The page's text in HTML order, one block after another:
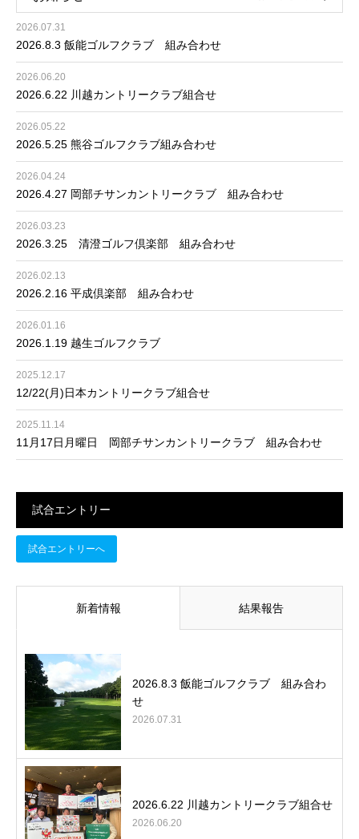
2026.07.31
2026.8.3 飯能ゴルフクラブ 組み合わせ
2026.06.20
2026.6.22 川越カントリークラブ組合せ
2026.05.22
2026.5.25 熊谷ゴルフクラブ組み合わせ
2026.04.24
2026.4.27 岡部チサンカントリークラブ 組み合わせ
2026.03.23
2026.3.25 清澄ゴルフ倶楽部 組み合わせ
2026.02.13
2026.2.16 平成倶楽部 組み合わせ
2026.01.16
2026.1.19 越生ゴルフクラブ
2025.12.17
12/22(月)日本カントリークラブ組合せ
2025.11.14
11月17日月曜日 岡部チサンカントリークラブ 組み合わせ
試合エントリー
試合エントリーへ
新着情報 結果報告
2026.8.3 飯能ゴルフクラブ 組み合わ
せ
2026.07.31
2026.6.22 川越カントリークラブ組合せ
2026.06.20